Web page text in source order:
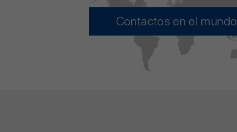
Contactos en el mundo